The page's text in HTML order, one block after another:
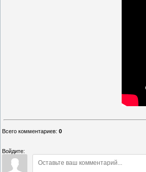
Всего комментариев: 0
Войдите: